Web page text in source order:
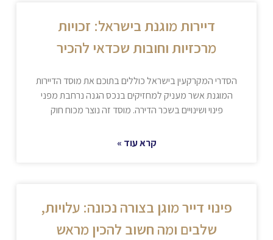
דיירות מוגנת בישראל: זכויות
מרכזיות וחובות שכדאי להכיר
הסדרי המקרקעין בישראל כוללים בתוכם את מוסד הדיירות
המוגנת אשר מעניק למחזיקים בנכס הגנה נרחבת מפני
פינוי ושינויים בשכר הדירה. מוסד זה נוצר מכוח חוק
קרא עוד »
פינוי דייר מוגן בצורה נכונה: עלויות,
שלבים ומה חשוב להכין מראש